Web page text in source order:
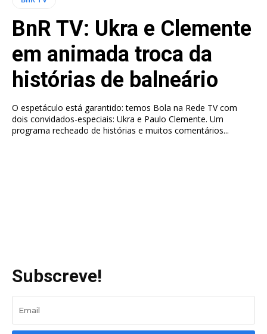
BnR TV: Ukra e Clemente
em animada troca da
histórias de balneário
O espetáculo está garantido: temos Bola na Rede TV com
dois convidados-especiais: Ukra e Paulo Clemente. Um
programa recheado de histórias e muitos comentários...
Subscreve!